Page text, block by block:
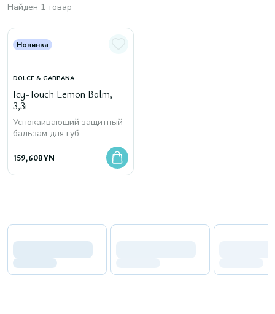
Найден 1 товар
Новинка
DOLCE & GABBANA
Icy-Touch Lemon Balm,
3,3г
Успокаивающий защитный
бальзам для губ
159,60BYN